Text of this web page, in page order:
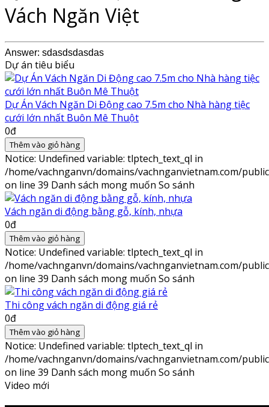
Vách Ngăn Việt
Answer: sdasdsdasdas
Dự án tiêu biểu
Dự Án Vách Ngăn Di Động cao 7.5m cho Nhà hàng tiệc
cưới lớn nhất Buôn Mê Thuột
0đ
Thêm vào giỏ hàng
Notice: Undefined variable: tlptech_text_ql in
/home/vachnganvn/domains/vachnganvietnam.com/
on line 39 Danh sách mong muốn So sánh
Vách ngăn di động bằng gỗ, kính, nhựa
0đ
Thêm vào giỏ hàng
Notice: Undefined variable: tlptech_text_ql in
/home/vachnganvn/domains/vachnganvietnam.com/
on line 39 Danh sách mong muốn So sánh
Thi công vách ngăn di động giá rẻ
0đ
Thêm vào giỏ hàng
Notice: Undefined variable: tlptech_text_ql in
/home/vachnganvn/domains/vachnganvietnam.com/
on line 39 Danh sách mong muốn So sánh
Video mới